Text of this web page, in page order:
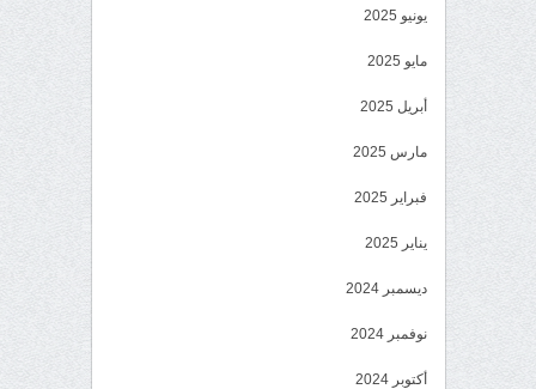
يونيو 2025
مايو 2025
أبريل 2025
مارس 2025
فبراير 2025
يناير 2025
ديسمبر 2024
نوفمبر 2024
أكتوبر 2024